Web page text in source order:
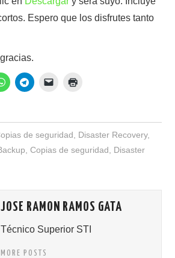
Espero que los disfrutes tanto
de seguridad Disaster Recovery,
Copias de seguridad
Disaster
JOSE RAMON RAMOS GATA
Técnico Superior STI
MORE POSTS